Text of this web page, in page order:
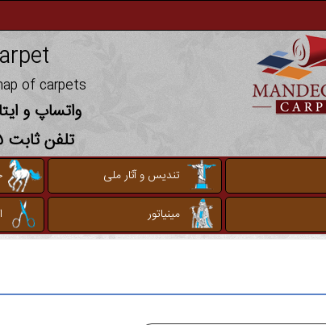
of carpets
واتساپ و ایتا 09149655538
تلفن ثابت 52231255 - 041
تندیس و آثار ملی
مینیاتور